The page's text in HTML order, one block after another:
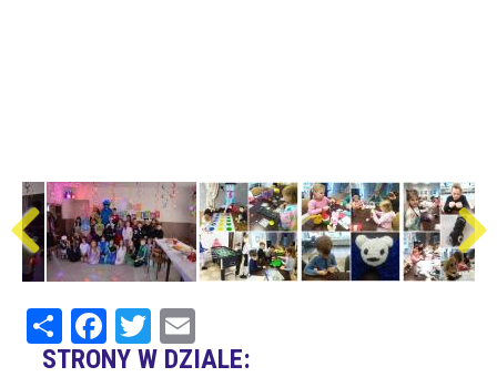
ShareFacebook
Twitter
STRONY W DZIALE: